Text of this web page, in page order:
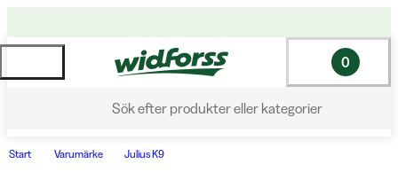
Sök efter produkter eller kategorier
0
Start Varumärke Julius K9